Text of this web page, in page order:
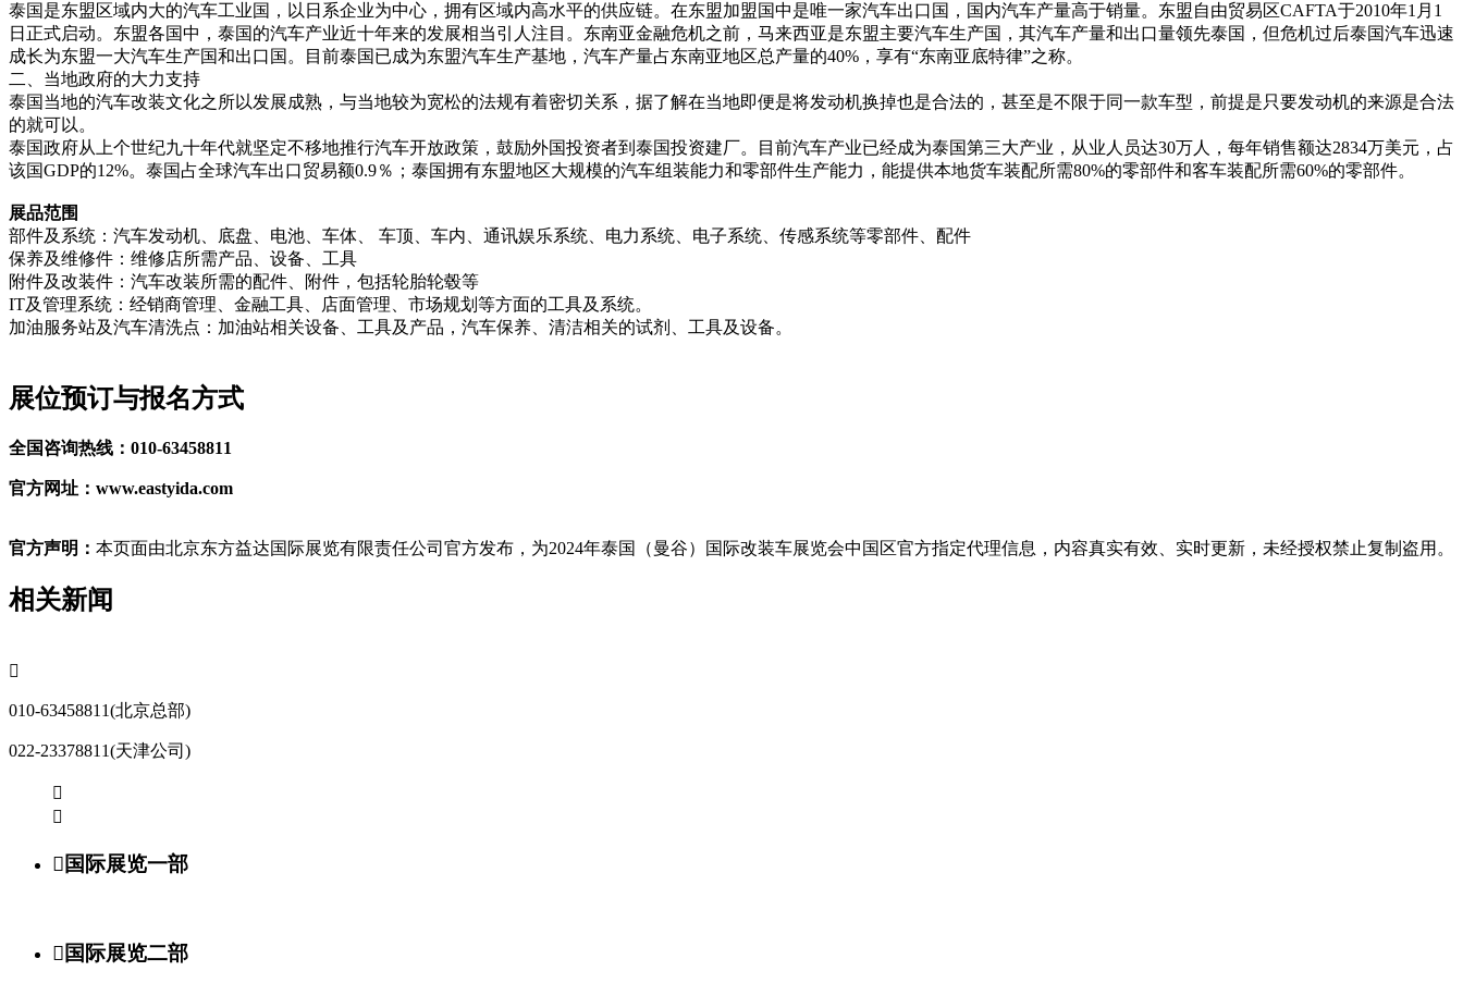
泰国是东盟区域内大的汽车工业国，以日系企业为中心，拥有区域内高水平的供应链。在东盟加盟国中是唯一家汽车出口国，国内汽车产量高于销量。东盟自由贸易区CAFTA于2010年1月1
日正式启动。东盟各国中，泰国的汽车产业近十年来的发展相当引人注目。东南亚金融危机之前，马来西亚是东盟主要汽车生产国，其汽车产量和出口量领先泰国，但危机过后泰国汽车迅速
成长为东盟一大汽车生产国和出口国。目前泰国已成为东盟汽车生产基地，汽车产量占东南亚地区总产量的40%，享有“东南亚底特律”之称。
二、当地政府的大力支持
泰国当地的汽车改装文化之所以发展成熟，与当地较为宽松的法规有着密切关系，据了解在当地即便是将发动机换掉也是合法的，甚至是不限于同一款车型，前提是只要发动机的来源是合法
的就可以。
泰国政府从上个世纪九十年代就坚定不移地推行汽车开放政策，鼓励外国投资者到泰国投资建厂。目前汽车产业已经成为泰国第三大产业，从业人员达30万人，每年销售额达2834万美元，占
该国GDP的12%。泰国占全球汽车出口贸易额0.9％；泰国拥有东盟地区大规模的汽车组装能力和零部件生产能力，能提供本地货车装配所需80%的零部件和客车装配所需60%的零部件。
展品范围
部件及系统：汽车发动机、底盘、电池、车体、 车顶、车内、通讯娱乐系统、电力系统、电子系统、传感系统等零部件、配件
保养及维修件：维修店所需产品、设备、工具
附件及改装件：汽车改装所需的配件、附件，包括轮胎轮毂等
IT及管理系统：经销商管理、金融工具、店面管理、市场规划等方面的工具及系统。
加油服务站及汽车清洗点：加油站相关设备、工具及产品，汽车保养、清洁相关的试剂、工具及设备。
展位预订与报名方式
全国咨询热线：010-63458811
官方网址：www.eastyida.com
官方声明： 本页面由北京东方益达国际展览有限责任公司官方发布，为2024年泰国（曼谷）国际改装车展览会中国区官方指定代理信息，内容真实有效、实时更新，未经授权禁止复制盗用。
相关新闻

010-63458811(北京总部)
022-23378811(天津公司)


国际展览一部
国际展览二部